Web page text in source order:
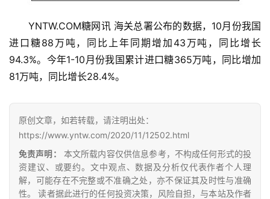
首
云
糖
公
众
号
YNTW.COM糖网讯 海关总署公布的数据，10月份我国
进口糖88万吨，同比上年同期增加43万吨，同比增长
94.3%。今年1-10月份我国累计进口糖365万吨，同比增加
81万吨，同比增长28.4%。
原创文章，如若转载，请注明出处：
https://www.yntw.com/2020/11/12502.html
免责声明：
本文所载内容仅供信息参考，不构成任何形式的投
资建议、或要约。文中观点、数据及分析仅代表作者个人理
解，可能存在不完整或不准确之处，亦不保证其及时性与准确
性。 读者据此进行的任何投资决策，风险自担，与本站及作者